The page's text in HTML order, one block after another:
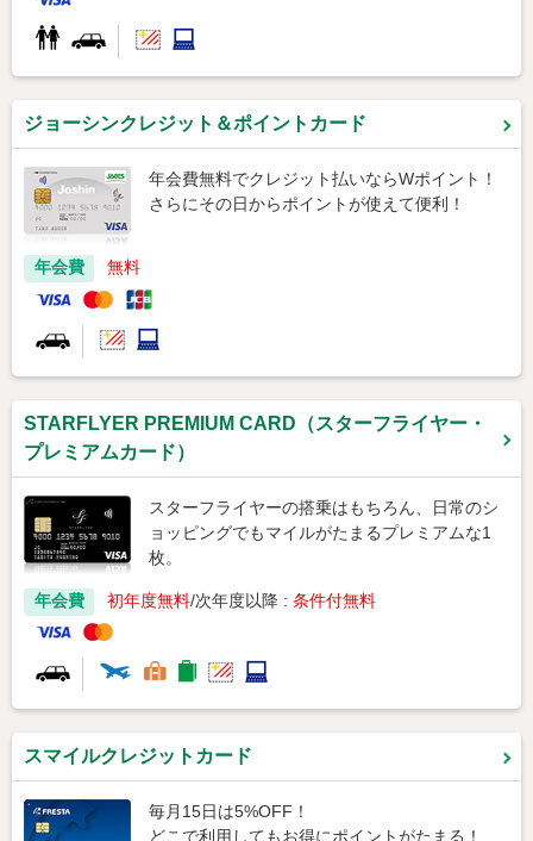
ジョーシンクレジット＆ポイントカード
年会費無料でクレジット払いならWポイント！
さらにその日からポイントが使えて便利！
年会費 無料
STARFLYER PREMIUM CARD（スターフライヤー・
プレミアムカード）
スターフライヤーの搭乗はもちろん、日常のシ
ョッピングでもマイルがたまるプレミアムな1
枚。
年会費 初年度無料 次年度以降 : 条件付無料
スマイルクレジットカード
毎月15日は5%OFF！
どこで利用してもお得にポイントがたまる！